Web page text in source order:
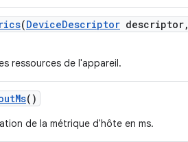
(DeviceDescriptor descriptor,
ressources de l'appareil.
Ms()
de la métrique d'hôte en ms.